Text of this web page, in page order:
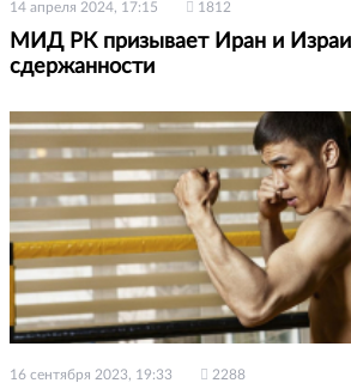
14 апреля 2024, 17:15 1812
МИД РК призывает Иран и
сдержанности
16 сентября 2023, 19:33 2288